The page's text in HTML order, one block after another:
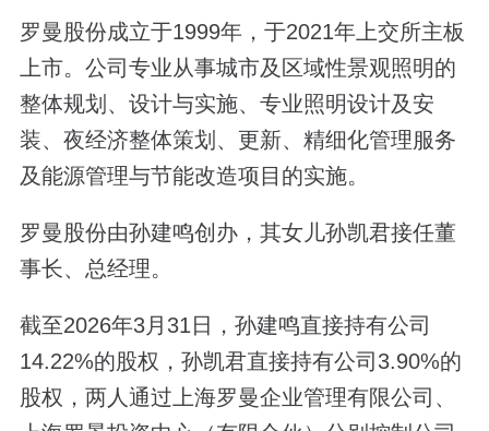
罗曼股份成立于1999年，于2021年上交所主板
上市。公司专业从事城市及区域性景观照明的
整体规划、设计与实施、专业照明设计及安
装、夜经济整体策划、更新、精细化管理服务
及能源管理与节能改造项目的实施。
罗曼股份由孙建鸣创办，其女儿孙凯君接任董
事长、总经理。
截至2026年3月31日，孙建鸣直接持有公司
14.22%的股权，孙凯君直接持有公司3.90%的
股权，两人通过上海罗曼企业管理有限公司、